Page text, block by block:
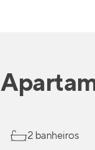
2 banheiros